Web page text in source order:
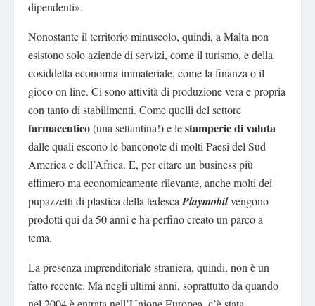
dipendenti».
Nonostante il territorio minuscolo, quindi, a Malta non
esistono solo aziende di servizi, come il turismo, e della
cosiddetta economia immateriale, come la finanza o il
gioco on line. Ci sono attività di produzione vera e propria
con tanto di stabilimenti. Come quelli del settore
farmaceutico(una settantina!) e lestamperie di valuta
dalle quali escono le banconote di molti Paesi del Sud
America e dell’Africa. E, per citare un business più
effimero ma economicamente rilevante, anche molti dei
pupazzetti di plastica della tedesca Playmobilvengono
prodotti qui da 50 anni e ha perfino creato un parco a
tema.
La presenza imprenditoriale straniera, quindi, non è un
fatto recente. Ma negli ultimi anni, soprattutto da quando